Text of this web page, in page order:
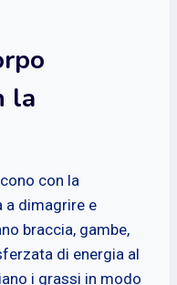
la
con la
a dimagrire e
braccia, gambe,
di energia al
i grassi in modo